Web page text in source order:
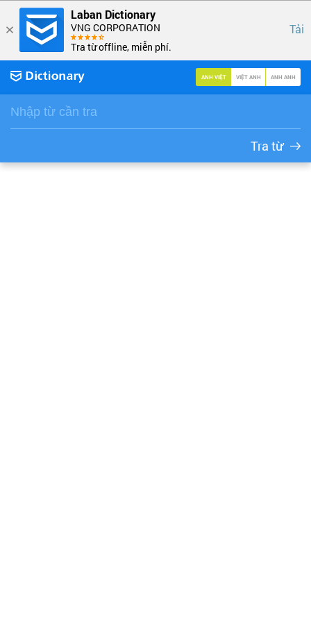
Laban Dictionary
VNG CORPORATION
Tra từ offline, miễn phí.
Tải
ANH VIỆT VIỆT ANH ANH ANH
Tra từ